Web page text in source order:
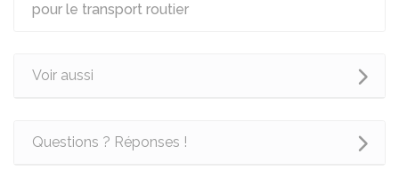
pour le transport routier
Voir aussi
Questions ? Réponses !